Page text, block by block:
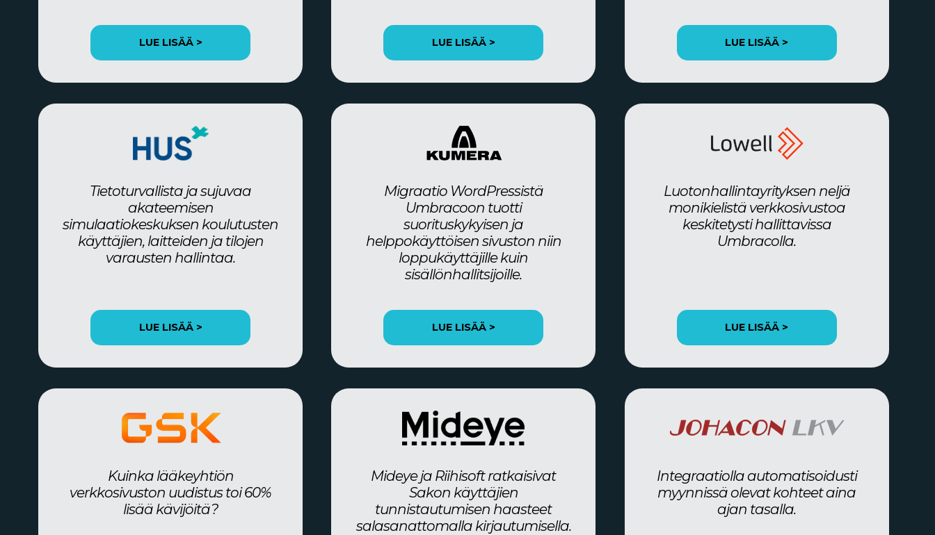
LUE LISÄÄ > LUE LISÄÄ > LUE LISÄÄ >
Tietoturvallista ja sujuvaa
akateemisen
simulaatiokeskuksen koulutusten
käyttäjien, laitteiden ja tilojen
varausten hallintaa.
LUE LISÄÄ >
Migraatio WordPressistä
Umbracoon tuotti
suorituskykyisen ja
helppokäyttöisen sivuston niin
loppukäyttäjille kuin
sisällönhallitsijoille.
LUE LISÄÄ >
Luotonhallintayrityksen neljä
monikielistä verkkosivustoa
keskitetysti hallittavissa
Umbracolla.
LUE LISÄÄ >
Kuinka lääkeyhtiön
verkkosivuston uudistus toi 60%
lisää kävijöitä?
Mideye ja Riihisoft ratkaisivat
Sakon käyttäjien
tunnistautumisen haasteet
salasanattomalla kirjautumisella.
Integraatiolla automatisoidusti
myynnissä olevat kohteet aina
ajan tasalla.